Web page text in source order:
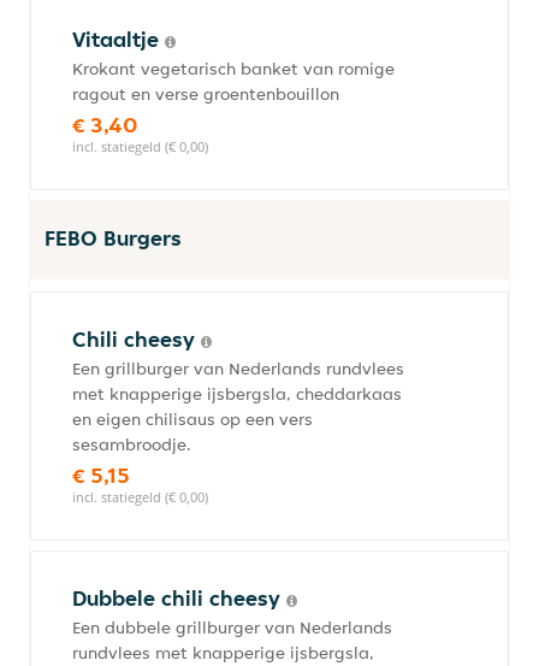
Vitaaltje
Krokant vegetarisch banket van romige
ragout en verse groentenbouillon
€ 3,40
incl. statiegeld (€ 0,00)
FEBO Burgers
Chili cheesy
Een grillburger van Nederlands rundvlees
met knapperige ijsbergsla, cheddarkaas
en eigen chilisaus op een vers
sesambroodje.
€ 5,15
incl. statiegeld (€ 0,00)
Dubbele chili cheesy
Een dubbele grillburger van Nederlands
rundvlees met knapperige ijsbergsla,